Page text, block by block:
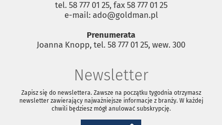
tel. 58 777 01 25, fax 58 777 01 25
e-mail: ado@goldman.pl
Prenumerata
Joanna Knopp, tel. 58 777 01 25, wew. 300
Newsletter
Zapisz się do newslettera. Zawsze na początku tygodnia otrzymasz
newsletter zawierający najważniejsze informacje z branży. W każdej
chwili będziesz mógł anulować subskrypcję.